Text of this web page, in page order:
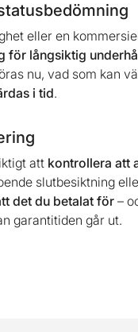
eller en
för långsiktig
nu, vad som kan
i tid.
att kontrollera att
slutbesiktning
det du betalat för –
garantitiden går ut.